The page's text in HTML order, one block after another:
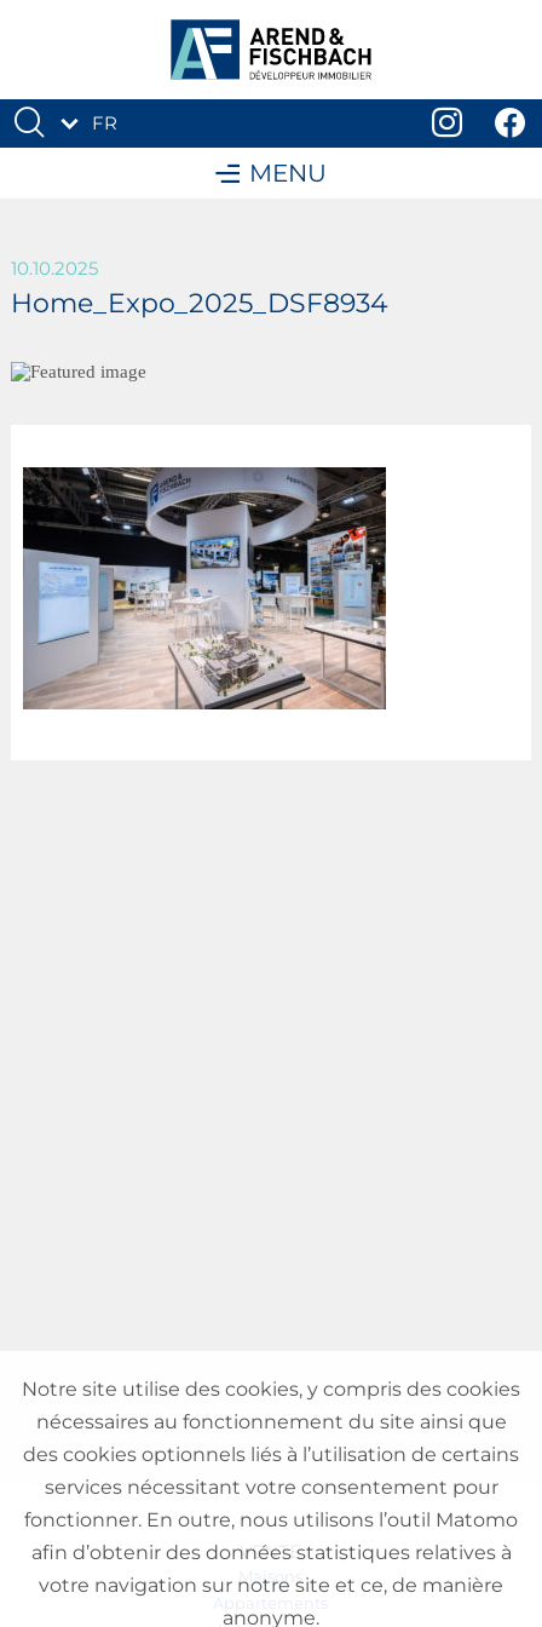
FR
MENU
10.10.2025
Home_Expo_2025_DSF8934
VENTE
Maisons
Appartements
Notre site utilise des cookies, y compris des cookies
nécessaires au fonctionnement du site ainsi que
des cookies optionnels liés à l’utilisation de certains
services nécessitant votre consentement pour
fonctionner. En outre, nous utilisons l’outil Matomo
afin d’obtenir des données statistiques relatives à
votre navigation sur notre site et ce, de manière
anonyme.